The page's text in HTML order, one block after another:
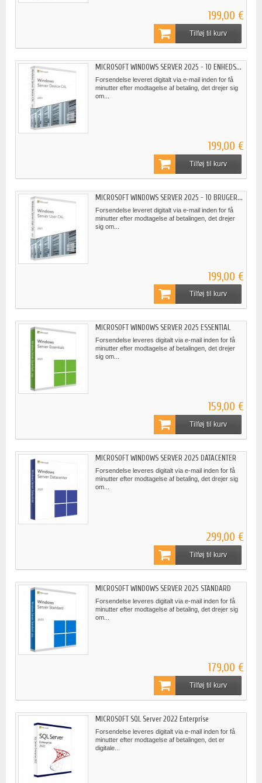
199,00 €
Tilføj til kurv
MICROSOFT WINDOWS SERVER 2025 - 10 ENHEDS...
Forsendelse leveret digitalt via e-mail inden for få
minutter efter modtagelse af betaling, det drejer sig
om...
199,00 €
Tilføj til kurv
MICROSOFT WINDOWS SERVER 2025 - 10 BRUGER...
Forsendelse leveret digitalt via e-mail inden for få
minutter efter modtagelse af betalingen, det drejer
sig om...
199,00 €
Tilføj til kurv
MICROSOFT WINDOWS SERVER 2025 ESSENTIAL
Forsendelse leveres digitalt via e-mail inden for få
minutter efter modtagelse af betalingen, det drejer
sig om...
159,00 €
Tilføj til kurv
MICROSOFT WINDOWS SERVER 2025 DATACENTER
Forsendelse leveres digitalt via e-mail inden for få
minutter efter modtagelse af betaling, det drejer sig
om...
299,00 €
Tilføj til kurv
MICROSOFT WINDOWS SERVER 2025 STANDARD
Forsendelse leveres digitalt via e-mail inden for få
minutter efter modtagelse af betaling, det drejer sig
om...
179,00 €
Tilføj til kurv
MICROSOFT SQL Server 2022 Enterprise
Forsendelse leveres digitalt via e-mail inden for få
minutter efter modtagelse af betalingen, det er
digitale...